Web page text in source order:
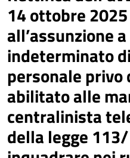
14 ottobre
all’assunzione
indeterminato
personale privo
abilitato alle
centralinista
della legge